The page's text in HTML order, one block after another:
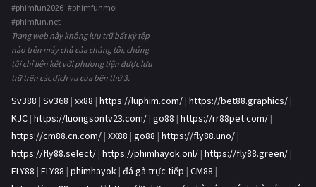
#phimfun2026 #phimfunmoi
#phimfun.net
Trang web này không lưu trữ bất kỳ tệp
nào trên máy chủ của chúng tôi, chúng
tôi chỉ liên kết với phương tiện được lưu
trữ trên các dịch vụ của bên thứ 3.
Sv388 | Sv368 | xx88 | https://luphim.com/ | https://bet88.graphics/ |
KJC | https://luongsontv23.com/ | go88 | https://rr88pet.com/ |
https://cm88.cn.com/ | XX88 | go88 | https://fly88.uno/ |
https://fly88.select/ | https://phimhayok.onl/ | https://fly88.green/ |
FLY88 | FLY88 | phimhayok | đá gà trực tiếp | CM88 |